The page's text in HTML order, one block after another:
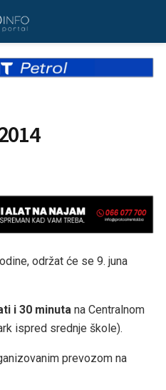
održat će se 9. juna
i 30 minuta na Centralnom
ispred srednje škole).
prevozom na